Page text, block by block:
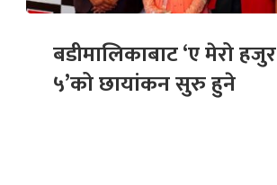
बडीमालिकाबाट ‘ए मेरो हजुर
५’को छायांकन सुरु हुने